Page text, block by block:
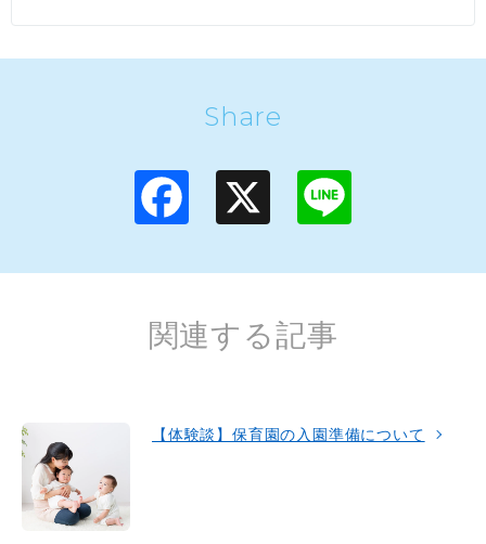
Share
L
e
関連する記事
【体験談】保育園の入園準備について